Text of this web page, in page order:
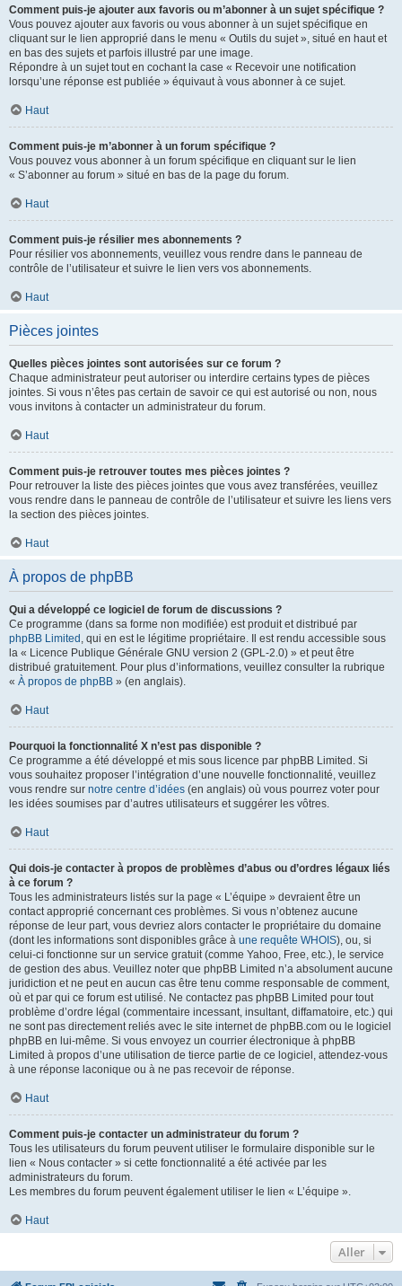
Comment puis-je ajouter aux favoris ou m’abonner à un sujet spécifique ?
Vous pouvez ajouter aux favoris ou vous abonner à un sujet spécifique en
cliquant sur le lien approprié dans le menu « Outils du sujet », situé en haut et
en bas des sujets et parfois illustré par une image.
Répondre à un sujet tout en cochant la case « Recevoir une notification
lorsqu’une réponse est publiée » équivaut à vous abonner à ce sujet.
Haut
Comment puis-je m’abonner à un forum spécifique ?
Vous pouvez vous abonner à un forum spécifique en cliquant sur le lien
« S’abonner au forum » situé en bas de la page du forum.
Haut
Comment puis-je résilier mes abonnements ?
Pour résilier vos abonnements, veuillez vous rendre dans le panneau de
contrôle de l’utilisateur et suivre le lien vers vos abonnements.
Haut
Pièces jointes
Quelles pièces jointes sont autorisées sur ce forum ?
Chaque administrateur peut autoriser ou interdire certains types de pièces
jointes. Si vous n’êtes pas certain de savoir ce qui est autorisé ou non, nous
vous invitons à contacter un administrateur du forum.
Haut
Comment puis-je retrouver toutes mes pièces jointes ?
Pour retrouver la liste des pièces jointes que vous avez transférées, veuillez
vous rendre dans le panneau de contrôle de l’utilisateur et suivre les liens vers
la section des pièces jointes.
Haut
À propos de phpBB
Qui a développé ce logiciel de forum de discussions ?
Ce programme (dans sa forme non modifiée) est produit et distribué par
phpBB Limited , qui en est le légitime propriétaire. Il est rendu accessible sous
la « Licence Publique Générale GNU version 2 (GPL-2.0) » et peut être
distribué gratuitement. Pour plus d’informations, veuillez consulter la rubrique
« À propos de phpBB » (en anglais).
Haut
Pourquoi la fonctionnalité X n’est pas disponible ?
Ce programme a été développé et mis sous licence par phpBB Limited. Si
vous souhaitez proposer l’intégration d’une nouvelle fonctionnalité, veuillez
vous rendre sur notre centre d’idées (en anglais) où vous pourrez voter pour
les idées soumises par d’autres utilisateurs et suggérer les vôtres.
Haut
Qui dois-je contacter à propos de problèmes d’abus ou d’ordres légaux liés
à ce forum ?
Tous les administrateurs listés sur la page « L’équipe » devraient être un
contact approprié concernant ces problèmes. Si vous n’obtenez aucune
réponse de leur part, vous devriez alors contacter le propriétaire du domaine
(dont les informations sont disponibles grâce à une requête WHOIS), ou, si
celui-ci fonctionne sur un service gratuit (comme Yahoo, Free, etc.), le service
de gestion des abus. Veuillez noter que phpBB Limited n’a absolument aucune
juridiction et ne peut en aucun cas être tenu comme responsable de comment,
où et par qui ce forum est utilisé. Ne contactez pas phpBB Limited pour tout
problème d’ordre légal (commentaire incessant, insultant, diffamatoire, etc.) qui
ne sont pas directement reliés avec le site internet de phpBB.com ou le logiciel
phpBB en lui-même. Si vous envoyez un courrier électronique à phpBB
Limited à propos d’une utilisation de tierce partie de ce logiciel, attendez-vous
à une réponse laconique ou à ne pas recevoir de réponse.
Haut
Comment puis-je contacter un administrateur du forum ?
Tous les utilisateurs du forum peuvent utiliser le formulaire disponible sur le
lien « Nous contacter » si cette fonctionnalité a été activée par les
administrateurs du forum.
Les membres du forum peuvent également utiliser le lien « L’équipe ».
Haut
Aller